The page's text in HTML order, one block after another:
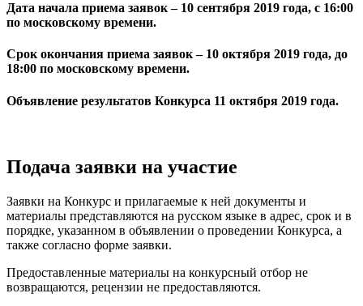
Дата начала приема заявок – 10 сентября 2019 года, с 16:00
по московскому времени.
Срок окончания приема заявок – 10 октября 2019 года, до
18:00 по московскому времени.
Объявление результатов Конкурса 11 октября 2019 года.
Подача заявки на участие
Заявки на Конкурс и прилагаемые к ней документы и
материалы представляются на русском языке в адрес, срок и в
порядке, указанном в объявлении о проведении Конкурса, а
также согласно форме заявки.
Предоставленные материалы на конкурсный отбор не
возвращаются, рецензии не предоставляются.